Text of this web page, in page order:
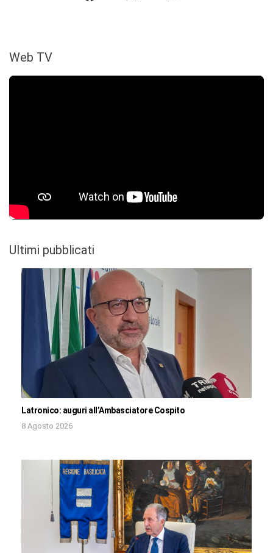
Web TV
Ultimi pubblicati
Latronico: auguri all’Ambasciatore Cospito
8 Agosto 2026